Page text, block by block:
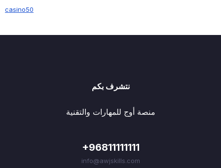
casino50
نتشرف بكم
منصة أوج للمهارات والتقنية
+96811111111
info@awjskills.com